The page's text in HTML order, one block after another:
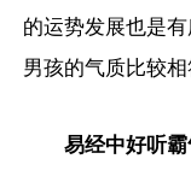
的运势发展也是
男孩的气质比较相
易经中好听